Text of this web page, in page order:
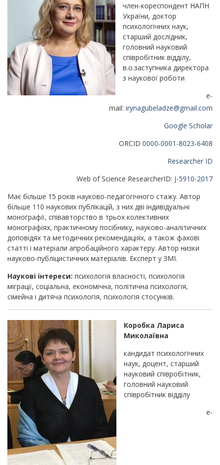
член-кореспондент НАПН
України, доктор
психологічних наук,
старший дослідник,
головний науковий
співробітник відділу,
в.о.заступника директора
з наукової роботи
e-
mail: irynagubeladze@gmail.com
Google Scholar
ORCID 0000-0001-8023-6408
Researcher ID
Web of Science ResearcherID: J-5910-2017
Має більше 15 років науково-педагогічного стажу. Автор
більше 110 наукових публікацій, з них дві індивідуальні
монографії, співавторство в трьох колективних
монографіях, практичному посібнику, науково-аналітичних
доповідях та методичних рекомендаціях, а також фахові
статті і матеріали апробаційного характеру. Автор низки
науково-публіцистичних матеріалів. Експерт у ЗМІ.
Наукові інтереси: психологія власності, психологія
міграції, соціальна, економічна, політична психологія,
сімейна і дитяча психологія, психологія стосунків.
Коробка Лариса
Миколаївна
кандидат психологічних
наук, доцент, старший
науковий співробітник,
головний науковий
співробітник відділу
e-